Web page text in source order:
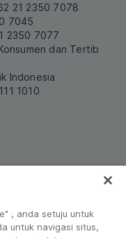
21 2350 7078
7045
2350 7077
dan Tertib
Indonesia
1010
, anda setuju untuk
untuk navigasi situs,